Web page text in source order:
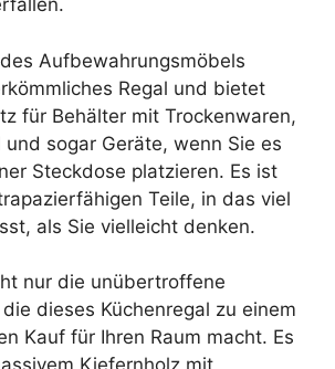
Aufbewahrungsmöbels
Regal und bietet
für Behälter mit Trockenwaren,
und sogar Geräte, wenn Sie es
Steckdose platzieren. Es ist
Teile, in das viel
als Sie vielleicht denken.
nur die unübertroffene
dieses Küchenregal zu einem
Kauf für Ihren Raum macht. Es